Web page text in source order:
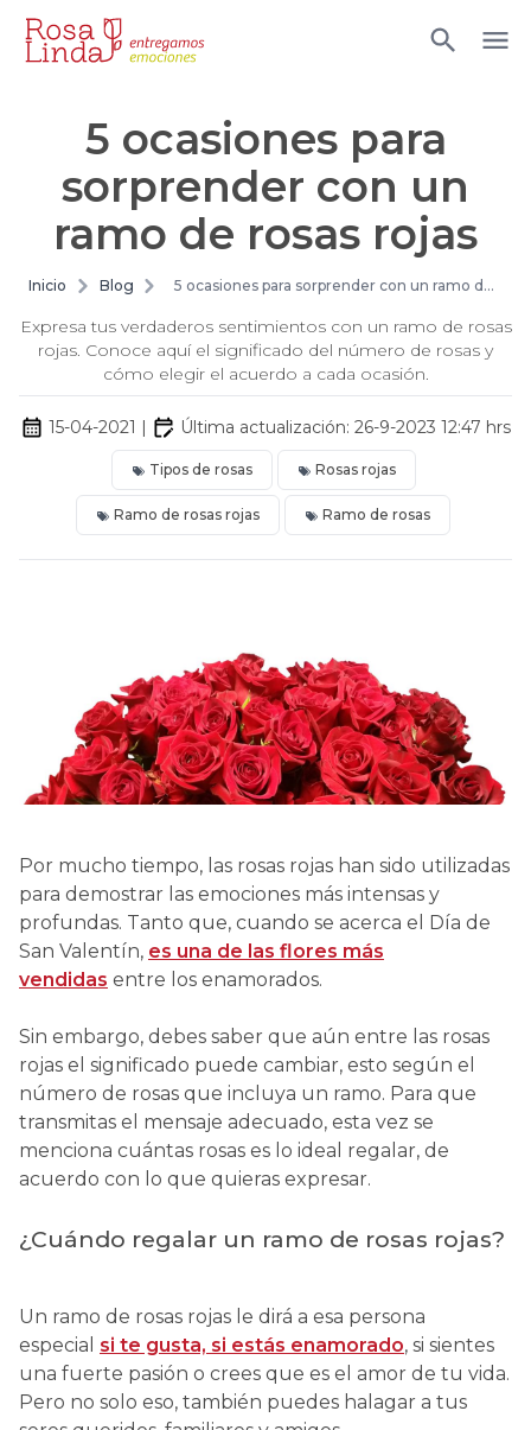
5 ocasiones para
sorprender con un
ramo de rosas rojas
Inicio Blog
5 ocasiones para sorprender con un ramo de
Expresa tus verdaderos sentimientos con un ramo de rosas
rojas. Conoce aquí el significado del número de rosas y
cómo elegir el acuerdo a cada ocasión.
15-04-2021 | Última actualización: 26-9-2023 12:47 hrs
Tipos de rosas Rosas rojas
Ramo de rosas rojas Ramo de rosas
Por mucho tiempo, las rosas rojas han sido utilizadas
para demostrar las emociones más intensas y
profundas. Tanto que, cuando se acerca el Día de
San Valentín, es una de las flores más
vendidas entre los enamorados.
Sin embargo, debes saber que aún entre las rosas
rojas el significado puede cambiar, esto según el
número de rosas que incluya un ramo. Para que
transmitas el mensaje adecuado, esta vez se
menciona cuántas rosas es lo ideal regalar, de
acuerdo con lo que quieras expresar.
¿Cuándo regalar un ramo de rosas rojas?
Un ramo de rosas rojas le dirá a esa persona
especial si te gusta, si estás enamorado, si sientes
una fuerte pasión o crees que es el amor de tu vida.
Pero no solo eso, también puedes halagar a tus